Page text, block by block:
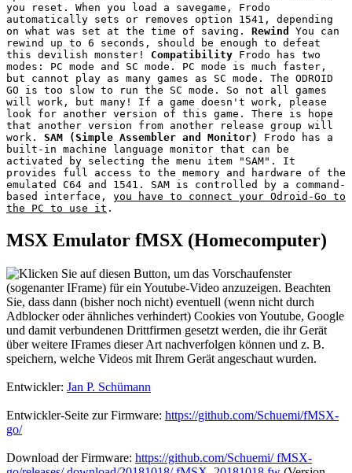
you reset. When you load a savegame, Frodo
automatically sets or removes option 1541, depending
on what was set at the time of saving. Rewind
You can
rewind up to 6 seconds, should be enough to defeat
this devilish monster! Compatibility Frodo has two
modes: PC mode and SC mode. PC mode is much faster,
but cannot play as many games as SC mode. The ODROID
GO is too slow to run the SC mode. So not all games
will work, but many! If a game doesn't work, please
look for another version of this game. There is hope
that another version from another release group will
work. SAM (Simple Assembler and Monitor)
Frodo has a
built-in machine language monitor that can be
activated by selecting the menu item "SAM". It
provides full access to the memory and hardware of the
emulated C64 and 1541. SAM is controlled by a command-
based interface, you have to connect your Odroid-Go to
the PC to use it .
MSX Emulator fMSX (Homecomputer)
Entwickler: Jan P. Schümann
Entwickler-Seite zur Firmware: https://github.com/Schuemi/fMSX-
go/
Download der Firmware: https://github.com/Schuemi/ fMSX-